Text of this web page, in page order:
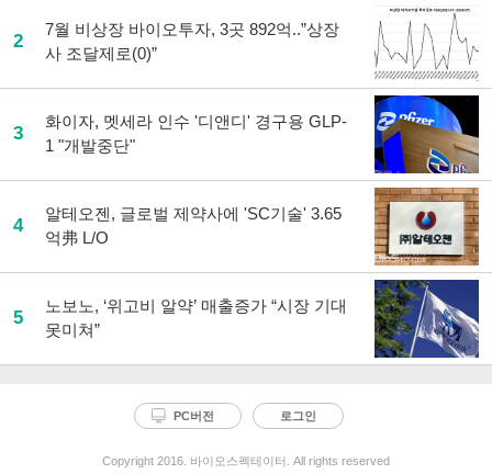
2
7월 비상장 바이오투자, 3곳 892억..”상장
사 조달제로(0)”
3
화이자, 멧세라 인수 '디앤디' 경구용 GLP-
1 "개발중단"
4
알테오젠, 글로벌 제약사에 'SC기술' 3.65
억弗 L/O
5
노보노, ‘위고비 알약’ 매출증가 “시장 기대
못미쳐”
PC버전 로그인
Copyright 2016. 바이오스펙테이터. All rights reserved